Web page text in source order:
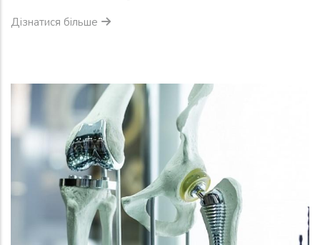
Дізнатися більше